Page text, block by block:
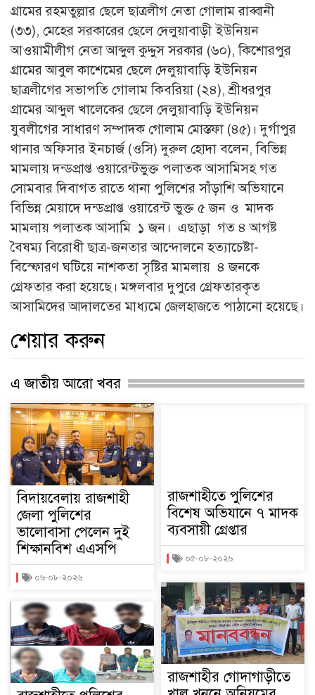
গ্রামের রহমতুল্লার ছেলে ছাত্রলীগ নেতা গোলাম রাব্বানী
(৩৩), মেহের সরকারের ছেলে দেলুয়াবাড়ী ইউনিয়ন
আওয়ামীলীগ নেতা আব্দুল কুদ্দুস সরকার (৬০), কিশোরপুর
গ্রামের আবুল কাশেমের ছেলে দেলুয়াবাড়ি ইউনিয়ন
ছাত্রলীগের সভাপতি গোলাম কিবরিয়া (২৪), শ্রীধরপুর
গ্রামের আব্দুল খালেকের ছেলে দেলুয়াবাড়ি ইউনিয়ন
যুবলীগের সাধারণ সম্পাদক গোলাম মোস্তফা (৪৫)। দুর্গাপুর
থানার অফিসার ইনচার্জ (ওসি) দুরুল হোদা বলেন, বিভিন্ন
মামলায় দন্ডপ্রাপ্ত ওয়ারেন্টভুক্ত পলাতক আসামিসহ গত
সোমবার দিবাগত রাতে থানা পুলিশের সাঁড়াশি অভিযানে
বিভিন্ন মেয়াদে দন্ডপ্রাপ্ত ওয়ারেন্ট ভুক্ত ৫ জন ও মাদক
মামলায় পলাতক আসামি ১ জন। এছাড়া গত ৪ আগষ্ট
বৈষম্য বিরোধী ছাত্র-জনতার আন্দোলনে হত্যাচেষ্টা-
বিস্ফোরণ ঘটিয়ে নাশকতা সৃষ্টির মামলায় ৪ জনকে
গ্রেফতার করা হয়েছে। মঙ্গলবার দুপুরে গ্রেফতারকৃত
আসামিদের আদালতের মাধ্যমে জেলহাজতে পাঠানো হয়েছে।
শেয়ার করুন
এ জাতীয় আরো খবর
বিদায়বেলায় রাজশাহী
জেলা পুলিশের
ভালোবাসা পেলেন দুই
শিক্ষানবিশ এএসপি
০৬-০৮-২০২৬
রাজশাহীতে পুলিশের
বিশেষ অভিযানে ৭ মাদক
ব্যবসায়ী গ্রেপ্তার
০৫-০৮-২০২৬
রাজশাহীর গোদাগাড়ীতে